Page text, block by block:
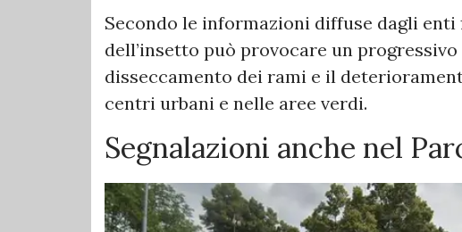
Secondo le informazioni diffuse dagli
dell’insetto può provocare un
disseccamento dei rami e il
centri urbani e nelle aree verdi.
Segnalazioni anche nel